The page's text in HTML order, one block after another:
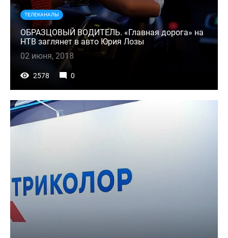
ТЕЛЕКАНАЛЫ
ОБРАЗЦОВЫЙ ВОДИТЕЛЬ. «Главная дорога» на
НТВ заглянет в авто Юрия Лозы
02 июня, 2018
2578 0